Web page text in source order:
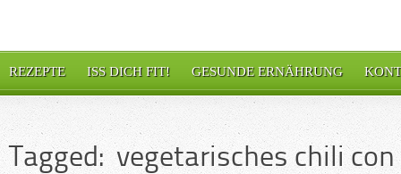
REZEPTE ISS DICH FIT! GESUNDE ERNÄHRUNG
Tagged: vegetarisches chili con